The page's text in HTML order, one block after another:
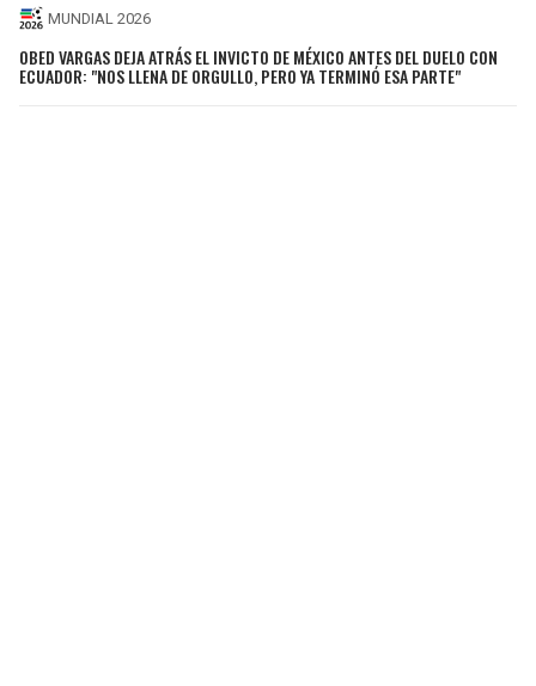
MUNDIAL 2026
OBED VARGAS DEJA ATRÁS EL INVICTO DE MÉXICO ANTES DEL DUELO CON
ECUADOR: "NOS LLENA DE ORGULLO, PERO YA TERMINÓ ESA PARTE"